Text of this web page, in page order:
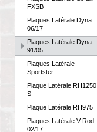
FXSB
Plaques Latérale Dyna
06/17
Plaques Latérale Dyna
91/05
Plaques Latérale
Sportster
Plaque Latérale RH1250
S
Plaque Latérale RH975
Plaques Latérale V-Rod
02/17